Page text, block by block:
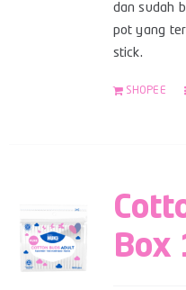
dan sudah
pot yang
stick.
SHOPEE
Box